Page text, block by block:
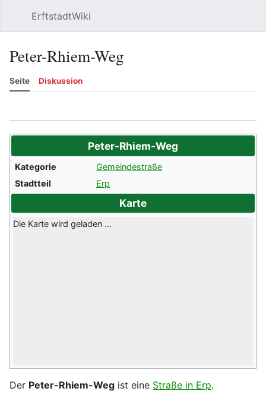
ErftstadtWiki
Peter-Rhiem-Weg
Seite Diskussion
Peter-Rhiem-Weg
Kategorie
Gemeindestraße
Stadtteil
Erp
Karte
Die Karte wird geladen …
Der Peter-Rhiem-Weg ist eine Straße in Erp.